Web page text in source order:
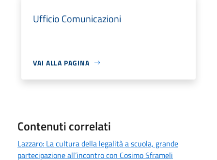
Ufficio Comunicazioni
VAI ALLA PAGINA
Contenuti correlati
Lazzaro: La cultura della legalità a scuola, grande
partecipazione all’incontro con Cosimo Sframeli